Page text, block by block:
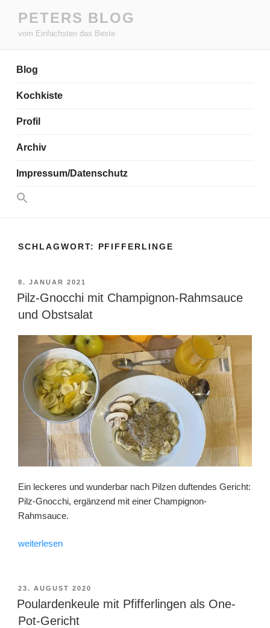
Inhalt
springen
PETERS BLOG
vom Einfachsten das Beste
Blog
Kochkiste
Profil
Archiv
Impressum/Datenschutz
Search
for:
SCHLAGWORT: PFIFFERLINGE
VERÖFFENTLICHT
AM
8. JANUAR 2021
Pilz-Gnocchi mit Champignon-Rahmsauce
und Obstsalat
Ein leckeres und wunderbar nach Pilzen duftendes Gericht:
Pilz-Gnocchi, ergänzend mit einer Champignon-
Rahmsauce.
„Pilz-
Champignon-
Rahmsauce
und
weiterlesen
VERÖFFENTLICHT
AM
23. AUGUST 2020
Poulardenkeule mit Pfifferlingen als One-
Pot-Gericht